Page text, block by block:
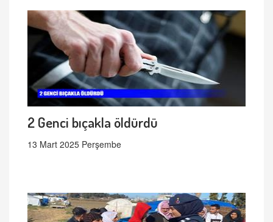
2 Genci bıçakla öldürdü
13 Mart 2025 Perşembe